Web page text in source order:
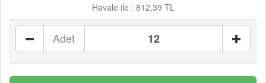
Havale ile : 812,39 TL
Adet